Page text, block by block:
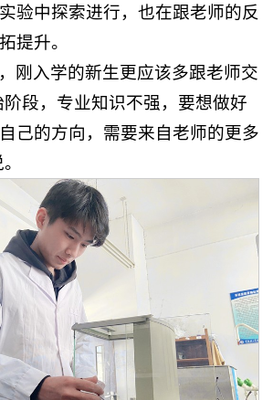
验中探索进行，也在跟老师的反
提升。
刚入学的新生更应该多跟老师交
阶段，专业知识不强，要想做好
己的方向，需要来自老师的更多